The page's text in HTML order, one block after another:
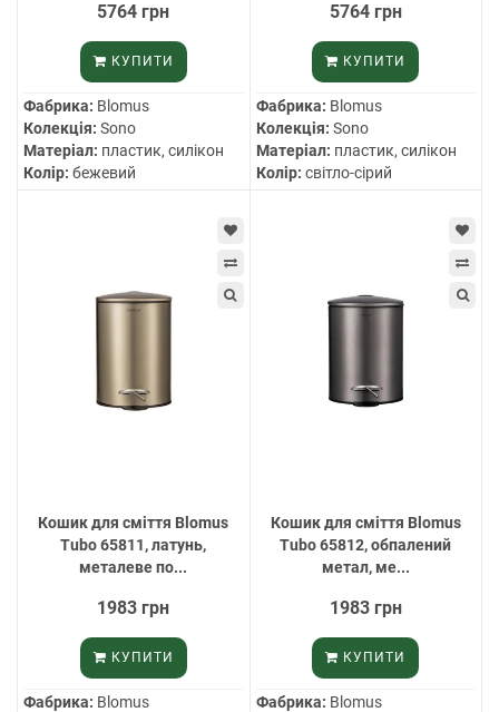
5764 грн
КУПИТИ
Фабрика: Blomus
Колекція: Sono
Матеріал: пластик, силікон
Колір: бежевий
5764 грн
КУПИТИ
Фабрика: Blomus
Колекція: Sono
Матеріал: пластик, силікон
Колір: світло-сірий
Кошик для сміття Blomus
Tubo 65811, латунь,
металеве по...
1983 грн
КУПИТИ
Фабрика: Blomus
Кошик для сміття Blomus
Tubo 65812, обпалений
метал, ме...
1983 грн
КУПИТИ
Фабрика: Blomus